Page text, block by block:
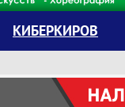
КИБЕРКИРОВ